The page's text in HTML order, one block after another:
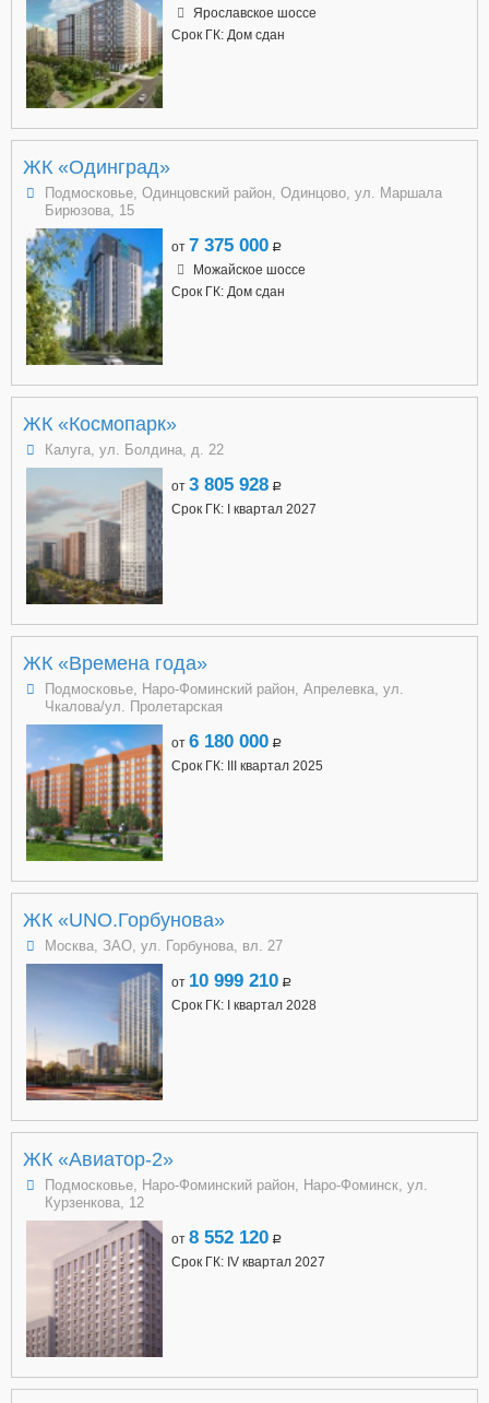
Ярославское шоссе
Срок ГК: Дом сдан
ЖК «Одинград»
Подмосковье, Одинцовский район, Одинцово, ул. Маршала
Бирюзова, 15
от 7 375 000 a
Можайское шоссе
Срок ГК: Дом сдан
ЖК «Космопарк»
Калуга, ул. Болдина, д. 22
от 3 805 928 a
Срок ГК: I квартал 2027
ЖК «Времена года»
Подмосковье, Наро-Фоминский район, Апрелевка, ул.
Чкалова/ул. Пролетарская
от 6 180 000 a
Срок ГК: III квартал 2025
ЖК «UNO.Горбунова»
Москва, ЗАО, ул. Горбунова, вл. 27
от 10 999 210 a
Срок ГК: I квартал 2028
ЖК «Авиатор-2»
Подмосковье, Наро-Фоминский район, Наро-Фоминск, ул.
Курзенкова, 12
от 8 552 120 a
Срок ГК: IV квартал 2027